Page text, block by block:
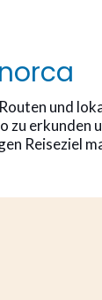
und
zu erkunden
Reiseziel